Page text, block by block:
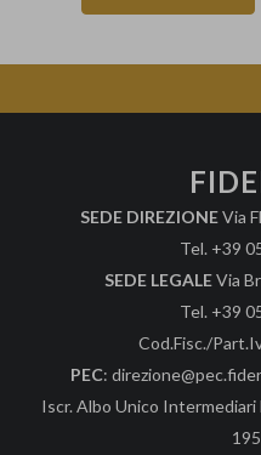
SEDE DIREZIONEVia
Tel. +39
SEDE LEGALEVia
Tel. +39
Cod.Fisc./
PEC:
Iscr. Albo Unico Intermediari